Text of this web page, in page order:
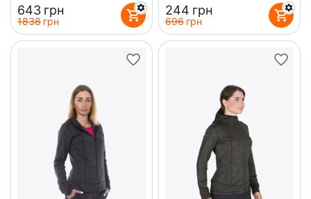
‍643‍ грн
‍1838‍ грн
‍244‍ грн
‍696‍ грн